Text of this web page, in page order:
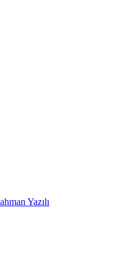
Yazılı